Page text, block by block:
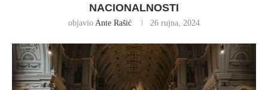
NACIONALNOSTI
objavio Ante Rašić 26 rujna, 2024